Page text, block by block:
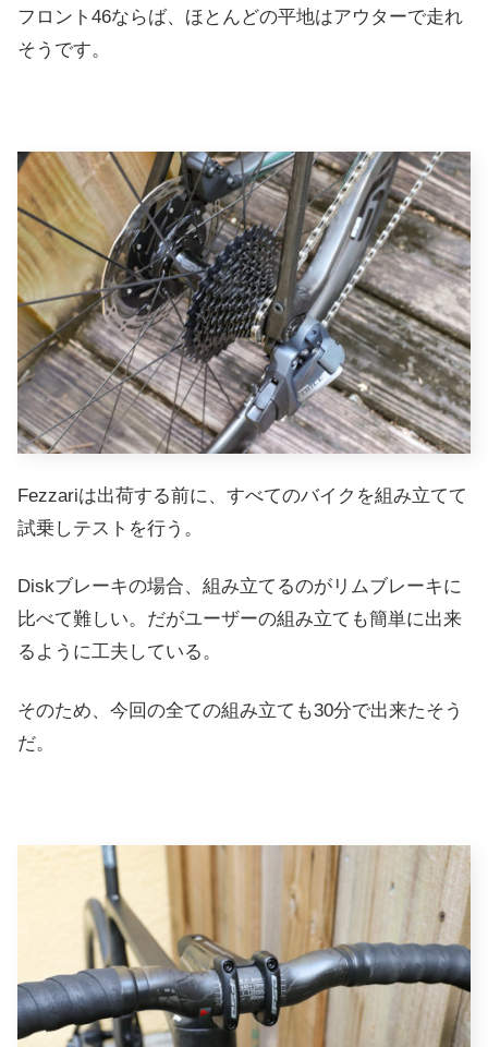
フロント46ならば、ほとんどの平地はアウターで走れ
そうです。
Fezzariは出荷する前に、すべてのバイクを組み立てて
試乗しテストを行う。
Diskブレーキの場合、組み立てるのがリムブレーキに
比べて難しい。だがユーザーの組み立ても簡単に出来
るように工夫している。
そのため、今回の全ての組み立ても30分で出来たそう
だ。